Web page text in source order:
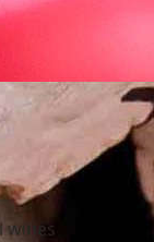
wines